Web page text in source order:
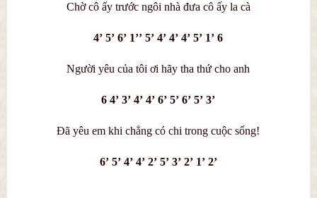
Chờ cô ấy trước ngôi nhà đưa cô ấy la cà
4’ 5’ 6’ 1’’ 5’ 4’ 4’ 4’ 5’ 1’ 6
Người yêu của tôi ơi hãy tha thứ cho anh
6 4’ 3’ 4’ 4’ 6’ 5’ 6’ 5’ 3’
Đã yêu em khi chẳng có chi trong cuộc sống!
6’ 5’ 4’ 4’ 2’ 5’ 3’ 2’ 1’ 2’